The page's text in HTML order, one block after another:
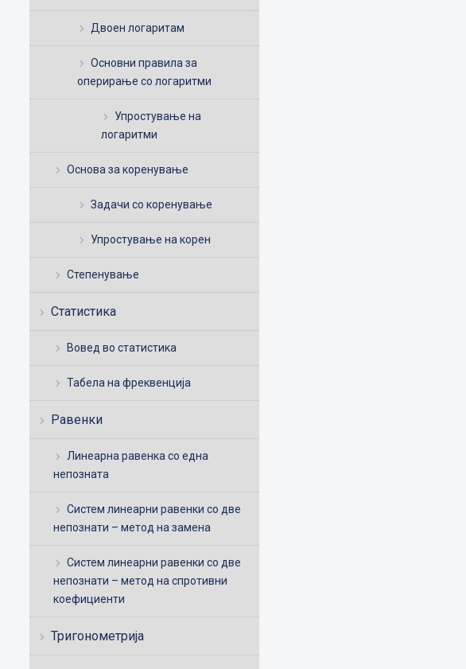
Двоен логаритам
Основни правила за
оперирање со логаритми
Упростување на
логаритми
Основа за коренување
Задачи со коренување
Упростување на корен
Степенување
Статистика
Вовед во статистика
Табела на фреквенција
Равенки
Линеарна равенка со една
непозната
Систем линеарни равенки со две
непознати – метод на замена
Систем линеарни равенки со две
непознати – метод на спротивни
коефициенти
Тригонометрија